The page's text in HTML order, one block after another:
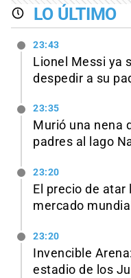
LO ÚLTIMO
23:43
Lionel Messi ya
despedir a su
23:35
Murió una nena
padres al lago
23:20
El precio de atar
mercado mundial
23:20
Invencible
estadio de los